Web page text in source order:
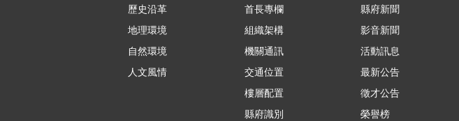
歷史沿革
地理環境
自然環境
人文風情
首長專欄
組織架構
機關通訊
交通位置
樓層配置
縣府識別
縣府新聞
影音新聞
活動訊息
最新公告
徵才公告
榮譽榜